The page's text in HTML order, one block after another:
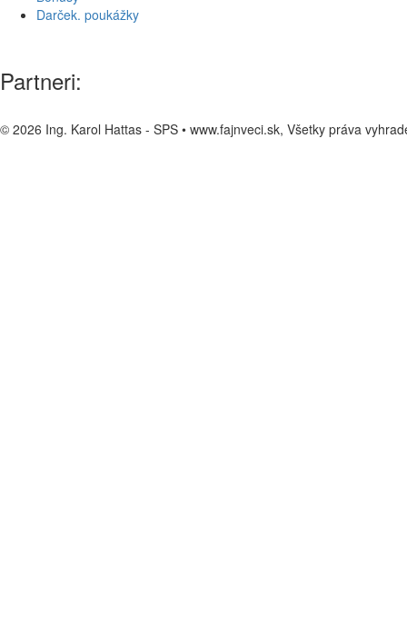
Darček. poukážky
Partneri:
© 2026 Ing. Karol Hattas - SPS • www.fajnveci.sk, Všetky práva